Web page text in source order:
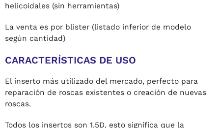
helicoidales (sin herramientas)
La venta es por blister (listado inferior de modelo
según cantidad)
CARACTERÍSTICAS DE USO
El inserto más utilizado del mercado, perfecto para
reparación de roscas existentes o creación de nuevas
roscas.
Todos los insertos son 1.5D, esto significa que la